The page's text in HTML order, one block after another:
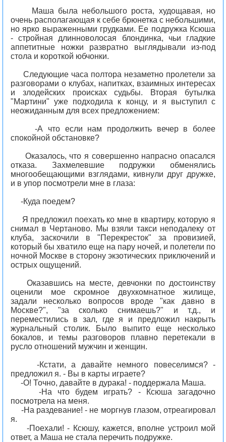
Маша была небольшого роста, худощавая, но
очень располагающая к себе брюнетка с небольшими,
но ярко выраженными грудками. Ее подружка Ксюша
- стройная длинноволосая блондинка, чьи гладкие
аппетитные ножки развратно выглядывали из-под
стола и короткой юбчонки.
Следующие часа полтора незаметно пролетели за
разговорами о клубах, напитках, взаимных интересах
и злодейских происках судьбы. Вторая бутылка
"Мартини" уже подходила к концу, и я выступил с
неожиданным для всех предложением:
-А что если нам продолжить вечер в более
спокойной обстановке?
Оказалось, что я совершенно напрасно опасался
отказа. Захмелевшие подружки обменялись
многообещающими взглядами, кивнули друг дружке,
и в упор посмотрели мне в глаза:
-Куда поедем?
Я предложил поехать ко мне в квартиру, которую я
снимал в Чертаново. Мы взяли такси неподалеку от
клуба, заскочили в "Перекресток" за провизией,
который бы хватило еще на пару ночей, и полетели по
ночной Москве в сторону экзотических приключений и
острых ощущений.
Оказавшись на месте, девчонки по достоинству
оценили мое скромное двухкомнатное жилище,
задали несколько вопросов вроде "как давно в
Москве?", "за сколько снимаешь?" и т.д., и
переместились в зал, где я и предложил накрыть
журнальный столик. Было выпито еще несколько
бокалов, и темы разговоров плавно перетекали в
русло отношений мужчин и женщин.
-Кстати, а давайте немного повеселимся? -
предложил я. - Вы в карты играете?
-О! Точно, давайте в дурака! - поддержала Маша.
-На что будем играть? - Ксюша загадочно
посмотрела на меня.
-На раздевание! - не моргнув глазом, отреагировал
я.
-Поехали! - Ксюшу, кажется, вполне устроил мой
ответ, а Маша не стала перечить подружке.